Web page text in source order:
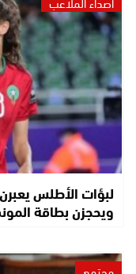
ويحجزن بطاقة